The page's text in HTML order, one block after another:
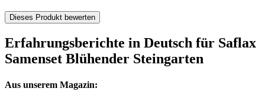
Dieses Produkt bewerten
Erfahrungsberichte in Deutsch für Saflax
Samenset Blühender Steingarten
Aus unserem Magazin: